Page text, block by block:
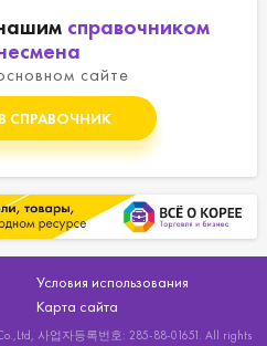
справочником
сайте
СПРАВОЧНИК
Условия использования
Карта сайта
사업자등록번호: 285-88-01651. All rights